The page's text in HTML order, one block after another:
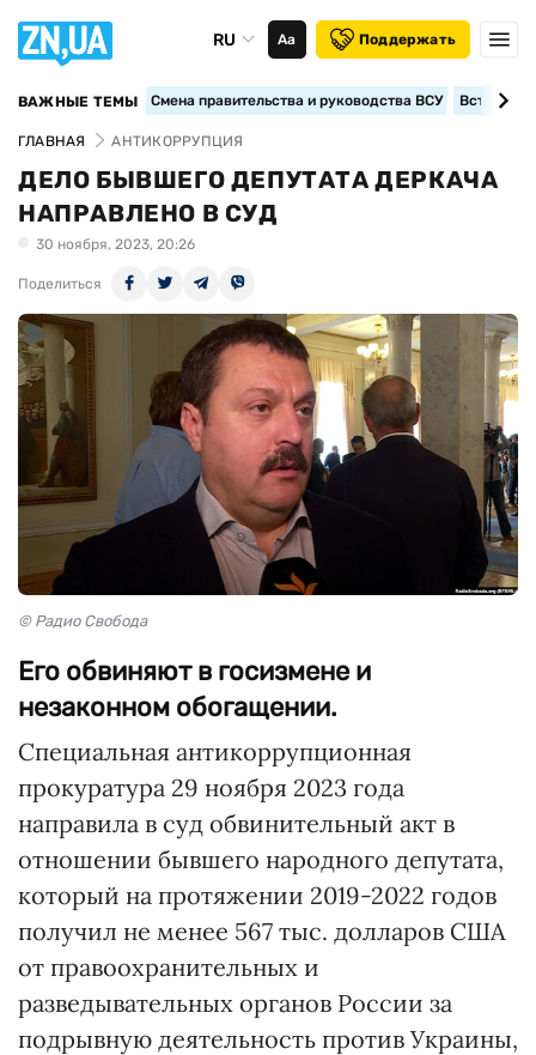
RU Аа Поддержать
ВАЖНЫЕ ТЕМЫ Смена правительства и руководства ВСУ
ГЛАВНАЯ АНТИКОРРУПЦИЯ
ДЕЛО БЫВШЕГО ДЕПУТАТА ДЕРКАЧА
НАПРАВЛЕНО В СУД
30 ноября, 2023, 20:26
Поделиться
© Радио Свобода
Его обвиняют в госизмене и
незаконном обогащении.
Специальная антикоррупционная
прокуратура 29 ноября 2023 года
направила в суд обвинительный акт в
отношении бывшего народного депутата,
который на протяжении 2019-2022 годов
получил не менее 567 тыс. долларов США
от правоохранительных и
разведывательных органов России за
подрывную деятельность против Украины,